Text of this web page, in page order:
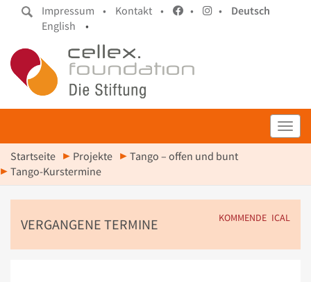
Impressum • Kontakt • • •
Deutsch
English
•
Startseite Projekte
Tango – offen und bunt
Tango-Kurstermine
VERGANGENE TERMINE KOMMENDE ICAL